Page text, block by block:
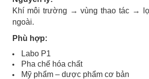
Khí môi trường → vùng thao tác →
ngoài.
Phù hợp:
Labo P1
Pha chế hóa chất
Mỹ phẩm – dược phẩm cơ bản